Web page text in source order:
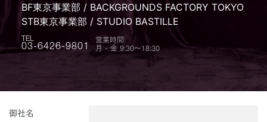
BF東京事業部 / BACKGROUNDS FACTORY TOKYO
STB東京事業部 / STUDIO BASTILLE
TEL
03-6426-9801
営業時間
月 - 金 9:30〜18:30
御社名